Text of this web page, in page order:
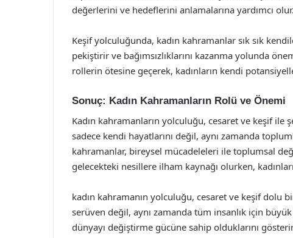
değerlerini ve hedeflerini anlamalarına yardımcı olur.
Keşif yolculuğunda, kadın kahramanlar sık sık
pekiştirir ve bağımsızlıklarını kazanma yolunda
rollerin ötesine geçerek, kadınların kendi
Sonuç: Kadın Kahramanların Rolü ve Önemi
Kadın kahramanların yolculuğu, cesaret ve keşif
sadece kendi hayatlarını değil, aynı zamanda
kahramanlar, bireysel mücadeleleri ile toplumsal
gelecekteki nesillere ilham kaynağı olurken,
kadın kahramanın yolculuğu, cesaret ve keşif dolu
serüven değil, aynı zamanda tüm insanlık için
dünyayı değiştirme gücüne sahip olduklarını